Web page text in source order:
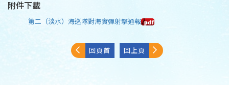
附件下載
第二（淡水）海巡隊對海實彈射擊通報
回頁首 回上頁